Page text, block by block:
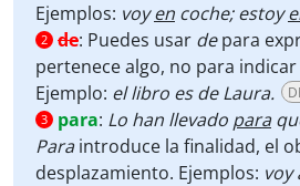
Ejemplos: voyen coche; estoy
2 de: Puedes usar depara
pertenece algo, no para
Ejemplo: el libro es de Laura.
3 para: Lo han llevado para
Paraintroduce la finalidad, el
desplazamiento. Ejemplos: voy